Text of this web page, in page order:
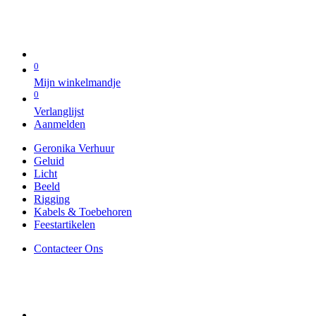
0
Mijn winkelmandje
0
Verlanglijst
Aanmelden
Geronika Verhuur
Geluid
Licht
Beeld
Rigging
Kabels & Toebehoren
Feestartikelen
Contacteer Ons